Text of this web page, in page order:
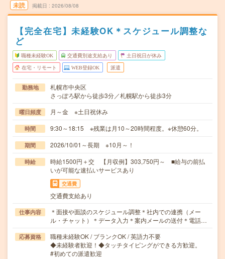
未読 掲載日 2026/08/08
【完全在宅】未経験OK＊スケジュール調整な
ど
職種未経験OK 交通費別途支給あり 土日祝日が休み
在宅・リモート WEB登録OK 派遣
勤務地
札幌市中央区
さっぽろ駅から徒歩3分／札幌駅から徒歩3分
曜日頻度 月～金 ※土日祝休み
時間 9:30～18:15 ※残業は月10～20時間程度。※休憩60分。
期間 2026/10/01～長期 ※10月～！
時給
時給1500円＋交 【月収例】303,750円～ ■給与の前払
いが可能な速払いサービスあり
交通費
交通費支給あり
仕事内容
＊面接や面談のスケジュール調整＊社内での連携（メー
ル・チャット）＊データ入力＊案内メールの送付＊電話…
応募資格
職種未経験OK / ブランクOK / 英語力不要
◆未経験者歓迎！◆タッチタイピングができる方歓迎。
#初めての派遣歓迎